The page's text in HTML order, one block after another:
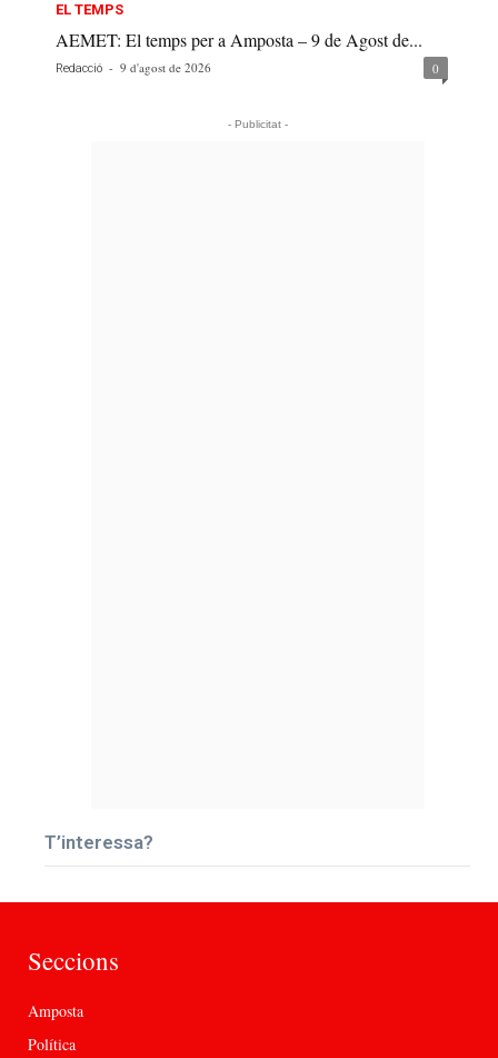
EL TEMPS
AEMET: El temps per a Amposta – 9 de Agost de...
Redacció - 9 d'agost de 2026 0
- Publicitat -
T’interessa?
Seccions
Amposta
Política